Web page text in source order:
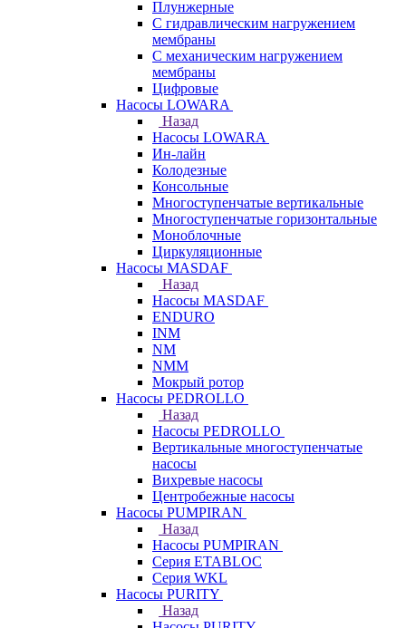
Плунжерные
С гидравлическим нагружением
мембраны
С механическим нагружением
мембраны
Цифровые
Насосы LOWARA
Назад
Насосы LOWARA
Ин-лайн
Колодезные
Консольные
Многоступенчатые вертикальные
Многоступенчатые горизонтальные
Моноблочные
Циркуляционные
Насосы MASDAF
Назад
Насосы MASDAF
ENDURO
INM
NM
NMM
Мокрый ротор
Насосы PEDROLLO
Назад
Насосы PEDROLLO
Вертикальные многоступенчатые
насосы
Вихревые насосы
Центробежные насосы
Насосы PUMPIRAN
Назад
Насосы PUMPIRAN
Серия ETABLOC
Серия WKL
Насосы PURITY
Назад